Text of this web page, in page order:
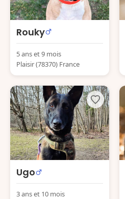
Rouky
5 ans et 9 mois
Plaisir (78370) France
Ugo
3 ans et 10 mois